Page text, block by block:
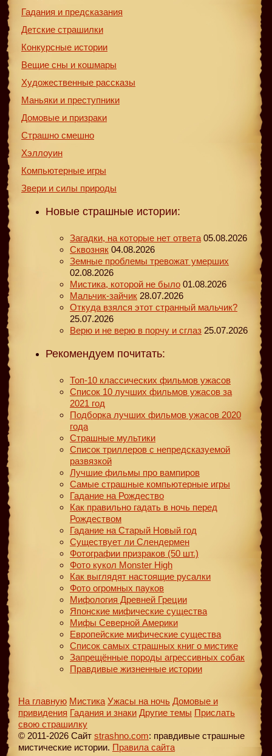
Гадания и предсказания
Детские страшилки
Конкурсные истории
Вещие сны и кошмары
Художественные рассказы
Маньяки и преступники
Домовые и призраки
Страшно смешно
Хэллоуин
Компьютерные игры
Звери и силы природы
Новые страшные истории:
Загадки, на которые нет ответа 05.08.2026
Сквозняк 04.08.2026
Земные проблемы тревожат умерших
02.08.2026
Мистика, которой не было 01.08.2026
Мальчик-зайчик 28.07.2026
Откуда взялся этот странный мальчик?
25.07.2026
Верю и не верю в порчу и сглаз 25.07.2026
Рекомендуем почитать:
Топ-10 классических фильмов ужасов
Список 10 лучших фильмов ужасов за
2021 год
Подборка лучших фильмов ужасов 2020
года
Страшные мультики
Список триллеров с непредсказуемой
развязкой
Лучшие фильмы про вампиров
Самые страшные компьютерные игры
Гадание на Рождество
Как правильно гадать в ночь перед
Рождеством
Гадание на Старый Новый год
Существует ли Слендермен
Фотографии призраков (50 шт.)
Фото кукол Monster High
Как выглядят настоящие русалки
Фото огромных пауков
Мифология Древней Греции
Японские мифические существа
Мифы Северной Америки
Европейские мифические существа
Список самых страшных книг о мистике
Запрещённые породы агрессивных собак
Правдивые жизненные истории
На главную Мистика Ужасы на ночь Домовые и
привидения Гадания и знаки Другие темы Прислать
свою страшилку
© 2011-2026 Сайт strashno.com: правдивые страшные
мистические истории. Правила сайта